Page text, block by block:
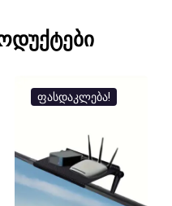
ფასდაკლება!